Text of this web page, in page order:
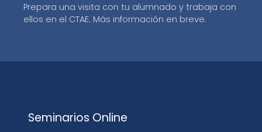
Prepara una visita con tu alumnado y trabaja con
ellos en el CTAE. Más información en breve.
Seminarios Online